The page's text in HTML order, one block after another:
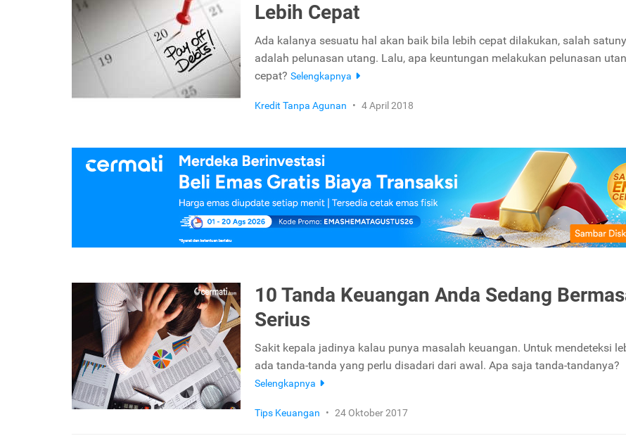
Lebih Cepat
Ada kalanya sesuatu hal akan baik bila lebih cepat dilakukan, salah
adalah pelunasan utang. Lalu, apa keuntungan melakukan pelunasan
cepat? Selengkapnya
Kredit Tanpa Agunan • 4 April 2018
10 Tanda Keuangan Anda Sedang
Serius
Sakit kepala jadinya kalau punya masalah keuangan. Untuk mendeteksi
ada tanda-tanda yang perlu disadari dari awal. Apa saja tanda-tandanya?
Selengkapnya
Tips Keuangan • 24 Oktober 2017